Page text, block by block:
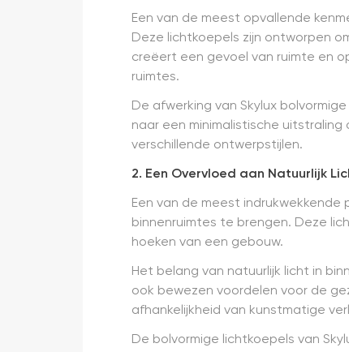
Een van de meest opvallende
Deze lichtkoepels zijn ontworpen
creëert een gevoel van ruimte en
ruimtes.
De afwerking van Skylux
naar een minimalistische
verschillende ontwerpstijlen.
2. Een Overvloed aan Natuurlijk
Een van de meest indrukwekkende
binnenruimtes te brengen. Deze
hoeken van een gebouw.
Het belang van natuurlijk licht in
ook bewezen voordelen voor de
afhankelijkheid van kunstmatige
De bolvormige lichtkoepels van